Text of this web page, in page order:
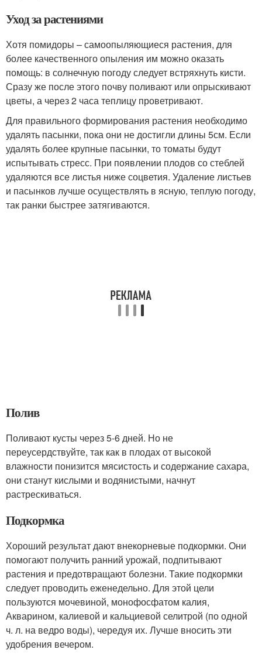
Уход за растениями
Хотя помидоры – самоопыляющиеся растения, для
более качественного опыления им можно оказать
помощь: в солнечную погоду следует встряхнуть кисти.
Сразу же после этого почву поливают или опрыскивают
цветы, а через 2 часа теплицу проветривают.
Для правильного формирования растения необходимо
удалять пасынки, пока они не достигли длины 5см. Если
удалять более крупные пасынки, то томаты будут
испытывать стресс. При появлении плодов со стеблей
удаляются все листья ниже соцветия. Удаление листьев
и пасынков лучше осуществлять в ясную, теплую погоду,
так ранки быстрее затягиваются.
Полив
Поливают кусты через 5-6 дней. Но не
переусердствуйте, так как в плодах от высокой
влажности понизится мясистость и содержание сахара,
они станут кислыми и водянистыми, начнут
растрескиваться.
Подкормка
Хороший результат дают внекорневые подкормки. Они
помогают получить ранний урожай, подпитывают
растения и предотвращают болезни. Такие подкормки
следует проводить еженедельно. Для этой цели
пользуются мочевиной, монофосфатом калия,
Акварином, калиевой и кальциевой селитрой (по одной
ч. л. на ведро воды), чередуя их. Лучше вносить эти
удобрения вечером.